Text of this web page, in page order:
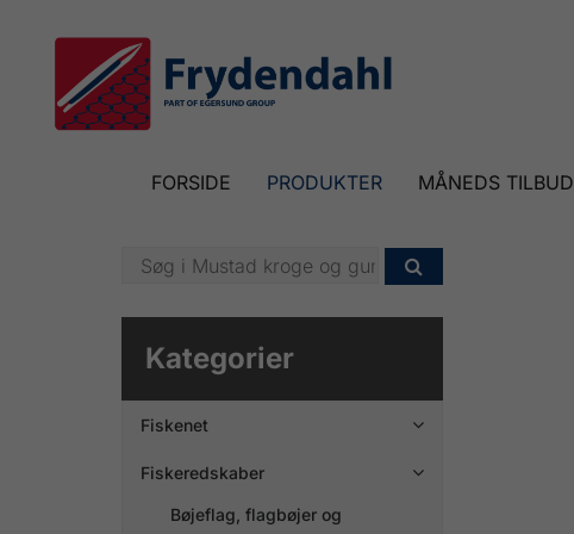
FORSIDE PRODUKTER MÅNEDS TILBUD

Kategorier
Fiskenet 
Fiskeredskaber 
Bøjeflag, flagbøjer og